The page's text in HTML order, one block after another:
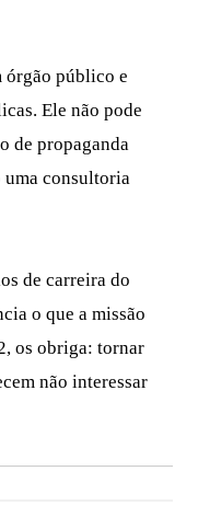
órgão público e
Ele não pode
de propaganda
uma consultoria
de carreira do
o que a missão
os obriga: tornar
não interessar